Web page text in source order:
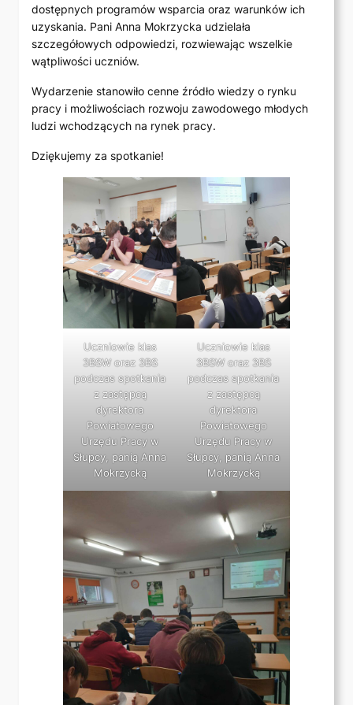
dostępnych programów wsparcia oraz warunków ich
uzyskania. Pani Anna Mokrzycka udzielała
szczegółowych odpowiedzi, rozwiewając wszelkie
wątpliwości uczniów.
Wydarzenie stanowiło cenne źródło wiedzy o rynku
pracy i możliwościach rozwoju zawodowego młodych
ludzi wchodzących na rynek pracy.
Dziękujemy za spotkanie!
Uczniowie klas
3BSW oraz 3BS
podczas spotkania
z zastępcą
dyrektora
Powiatowego
Urzędu Pracy w
Słupcy, panią Anna
Mokrzycką
Uczniowie klas
3BSW oraz 3BS
podczas spotkania
z zastępcą
dyrektora
Powiatowego
Urzędu Pracy w
Słupcy, panią Anna
Mokrzycką